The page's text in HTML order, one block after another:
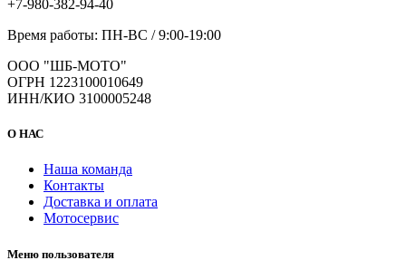
+7-980-382-94-40
Время работы: ПН-ВС / 9:00-19:00
ООО "ШБ-МОТО"
ОГРН 1223100010649
ИНН/КИО 3100005248
О НАС
Наша команда
Контакты
Доставка и оплата
Мотосервис
Меню пользователя